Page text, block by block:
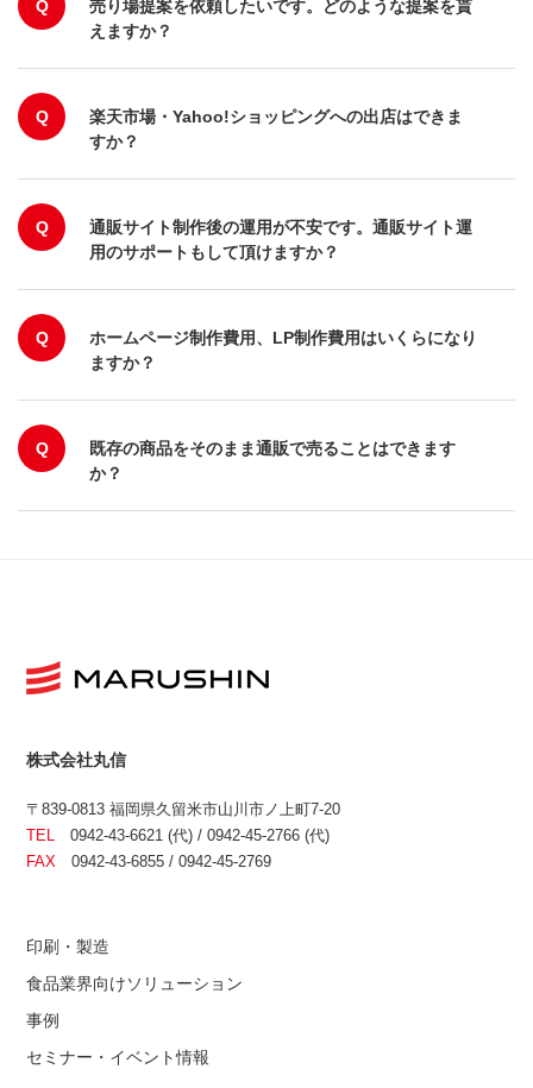
Q
売り場提案を依頼したいです。どのような提案を貰
えますか？
Q
楽天市場・Yahoo!ショッピングへの出店はできま
すか？
Q
通販サイト制作後の運用が不安です。通販サイト運
用のサポートもして頂けますか？
Q
ホームページ制作費用、LP制作費用はいくらになり
ますか？
Q
既存の商品をそのまま通販で売ることはできます
か？
株式会社丸信
〒839-0813 福岡県久留米市山川市ノ上町7-20
TEL
0942-43-6621 (代) / 0942-45-2766 (代)
FAX 0942-43-6855 / 0942-45-2769
印刷・製造
食品業界向けソリューション
事例
セミナー・イベント情報